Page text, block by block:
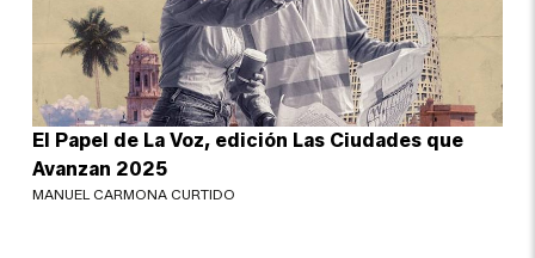
El Papel de La Voz, edición Las Ciudades que
Avanzan 2025
MANUEL CARMONA CURTIDO